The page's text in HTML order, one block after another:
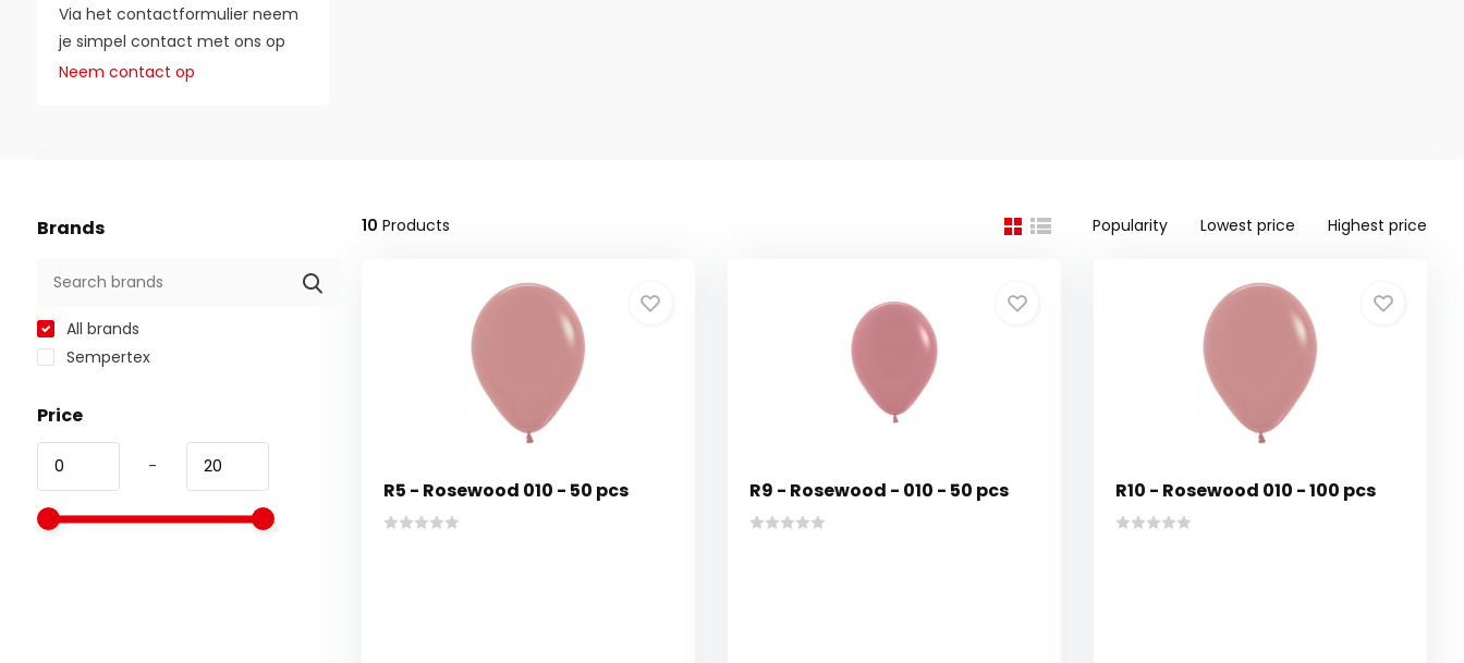
Via het contactformulier neem
je simpel contact met ons op
Neem contact op
Brands
All brands
Sempertex
Price
-
10 Products Popularity Lowest price Highest price
R5 - Rosewood 010 - 50 pcs R9 - Rosewood - 010 - 50 pcs R10 - Rosewood 010 - 100 pcs